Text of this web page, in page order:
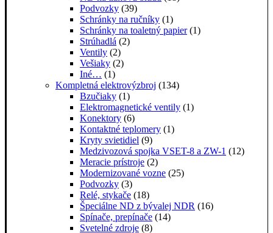
Podvozky (39)
Schránky na ručníky (1)
Schránky na toaletný papier (1)
Strúhadlá (2)
Ventily (2)
Vešiaky (2)
Iné… (1)
Kompletná elektrovýzbroj (134)
Bzučiaky (1)
Elektromagnetické ventily (1)
Konektory (6)
Kontaktné teplomery (1)
Kryty svietidiel (9)
Medzivozová spojka VSET-8 a ZW-1 (12)
Meracie prístroje (2)
Modernizované vozne (25)
Podvozky (3)
Relé, stykače (18)
Špeciálne ND z bývalej NDR (16)
Spínače, prepínače (14)
Svetelné zdroje (8)